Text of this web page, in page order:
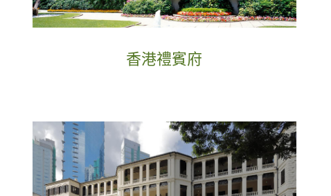
香港禮賓府